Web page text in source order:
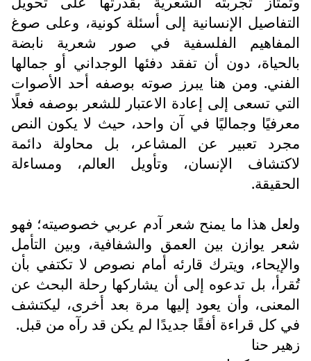
التفاصيل الإنسانية إلى أسئلة كونية، وعلى صوغ
المفاهيم الفلسفية في صور شعرية نابضة
بالحياة، دون أن تفقد دفئها الوجداني أو جمالها
الفني. ومن هنا يبرز صوته بوصفه أحد الأصوات
التي تسعى إلى إعادة الاعتبار للشعر بوصفه فعلًا
معرفيًا وجماليًا في آن واحد، حيث لا يكون النص
مجرد تعبير عن المشاعر، بل محاولة دائمة
لاكتشاف الإنسان، وتأويل العالم، ومساءلة
الحقيقة.
ولعل هذا ما يمنح شعر آدم عربي خصوصيته؛ فهو
شعر يوازن بين العمق والشفافية، وبين التأمل
والإيحاء، ويترك قارئه أمام نصوص لا تكتفي بأن
تُقرأ، بل تدعوه إلى أن يشاركها رحلة البحث عن
المعنى، وأن يعود إليها مرة بعد أخرى، ليكتشف
في كل قراءة أفقًا جديدًا لم يكن قد رآه من قبل.
زهير حنا